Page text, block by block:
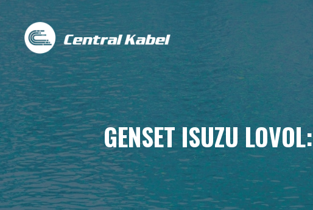
to
content
GENSET ISUZU